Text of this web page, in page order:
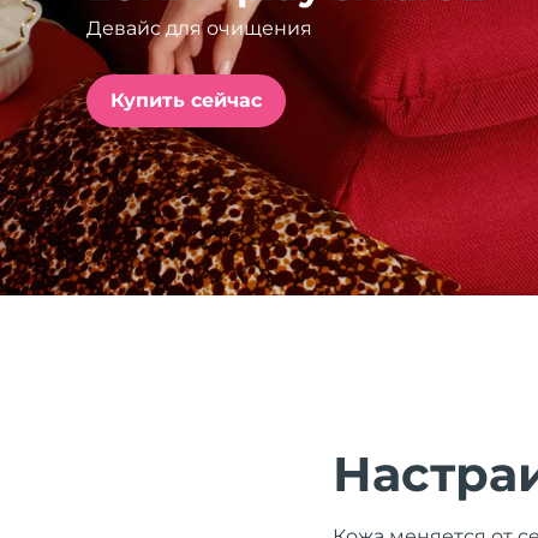
Девайс для очищения
Купить сейчас
issa™ Teeth Whitening Set
FAQ™ Dual LED Panel
ПОДАРКИ И НАБОРЫ